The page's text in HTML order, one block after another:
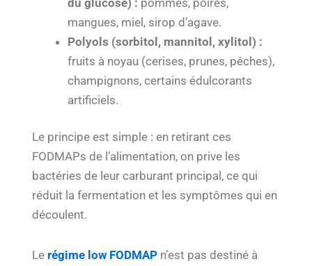
mangues, miel, sirop d’agave.
Polyols (sorbitol, mannitol, xylitol) :
fruits à noyau (cerises, prunes, pêches),
champignons, certains édulcorants
artificiels.
Le principe est simple : en retirant ces
FODMAPs de l’alimentation, on prive les
bactéries de leur carburant principal, ce qui
réduit la fermentation et les symptômes qui en
découlent.
Le régime low FODMAP n’est pas destiné à